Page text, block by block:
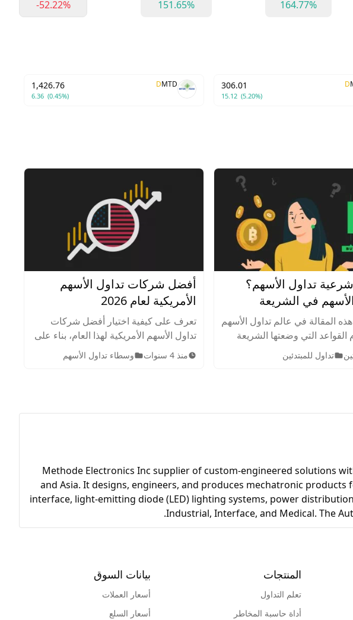
164.77%
151.65%
-52.22%
D
306.01
15.12 (5.20%)
MTD
D
1,426.76
6.36 (0.45%)
تداول الأسهم؟
في الشريعة
المقالة في عالم تداول الأسهم
القواعد التي وضعتها الشريعة
لتحديد الأعمال والأنشطة في
الحلال أو المشروعة والمسموح
تداول للمبتدئين
أفضل شركات تداول الأسهم
الأمريكية لعام 2026
تعرف على كيفية اختيار أفضل شركات
تداول الأسهم الأمريكية لهذا العام، بناء على
بحث شامل ودراسة لموقع أرينسن.
منذ 4 سنوات وسطاء تداول الأسهم
Methode Electronics Inc supplier of custom-engineered solutions
and Asia. It designs, engineers, and produces mechatronic
interface, light-emitting diode (LED) lighting systems, power
Industrial, Interface, and Medical. The
المنتجات
تعلم التداول
أداة حاسبة المخاطر
بيانات السوق
أسعار العملات
أسعار السلع